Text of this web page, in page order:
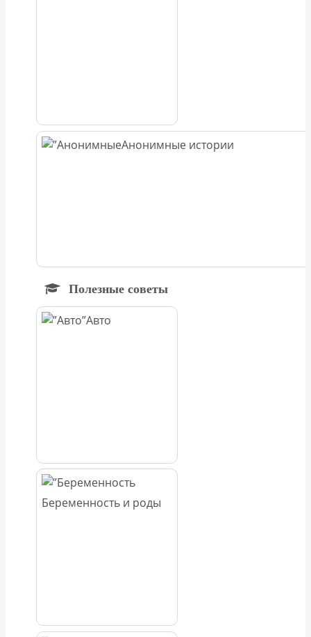
Анонимные истории
Полезные советы
Авто
Беременность и роды